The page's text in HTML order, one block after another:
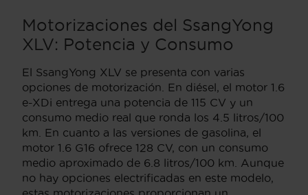
Motorizaciones del SsangYong
XLV: Potencia y Consumo
El SsangYong XLV se presenta con varias
opciones de motorización. En diésel, el motor 1.6
e-XDi entrega una potencia de 115 CV y un
consumo medio real que ronda los 4.5 litros/100
km. En cuanto a las versiones de gasolina, el
motor 1.6 G16 ofrece 128 CV, con un consumo
medio aproximado de 6.8 litros/100 km. Aunque
no hay opciones electrificadas en este modelo,